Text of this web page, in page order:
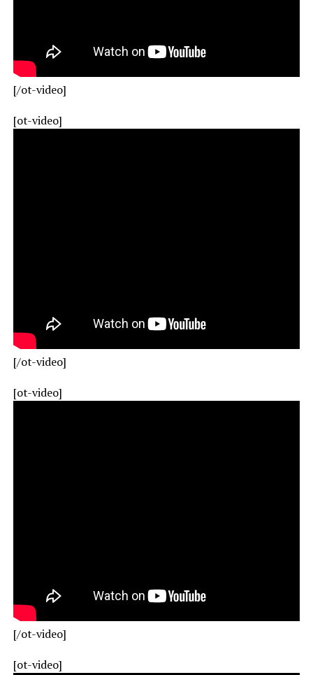
[/ot-video]
[ot-video]
[/ot-video]
[ot-video]
[/ot-video]
[ot-video]